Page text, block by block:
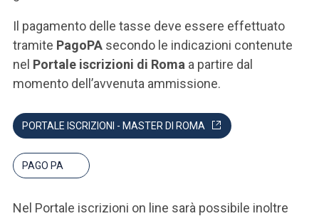
Il pagamento delle tasse deve essere effettuato
tramite PagoPA secondo le indicazioni contenute
nel Portale iscrizioni di Roma a partire dal
momento dell’avvenuta ammissione.
PORTALE ISCRIZIONI - MASTER DI ROMA
PAGO PA
Nel Portale iscrizioni on line sarà possibile inoltre